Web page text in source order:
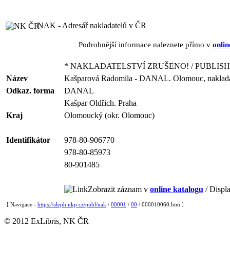
NAK - Adresář nakladatelů v ČR
Podrobnější informace naleznete přímo v
* NAKLADATELSTVÍ ZRUŠENO! /
Název
Kašparová Radomila - DANAL. Olomouc,
Odkaz. forma
DANAL
Kašpar Oldřich. Praha
Kraj
Olomoucký (okr. Olomouc)
Identifikátor
978-80-906770
978-80-85973
80-901485
Zobrazit záznam v online katalogu /
[ Navigace - https://aleph.nkp.cz/publ/nak / 00001 / 00 / 000010060.htm ]
© 2012 ExLibris, NK ČR